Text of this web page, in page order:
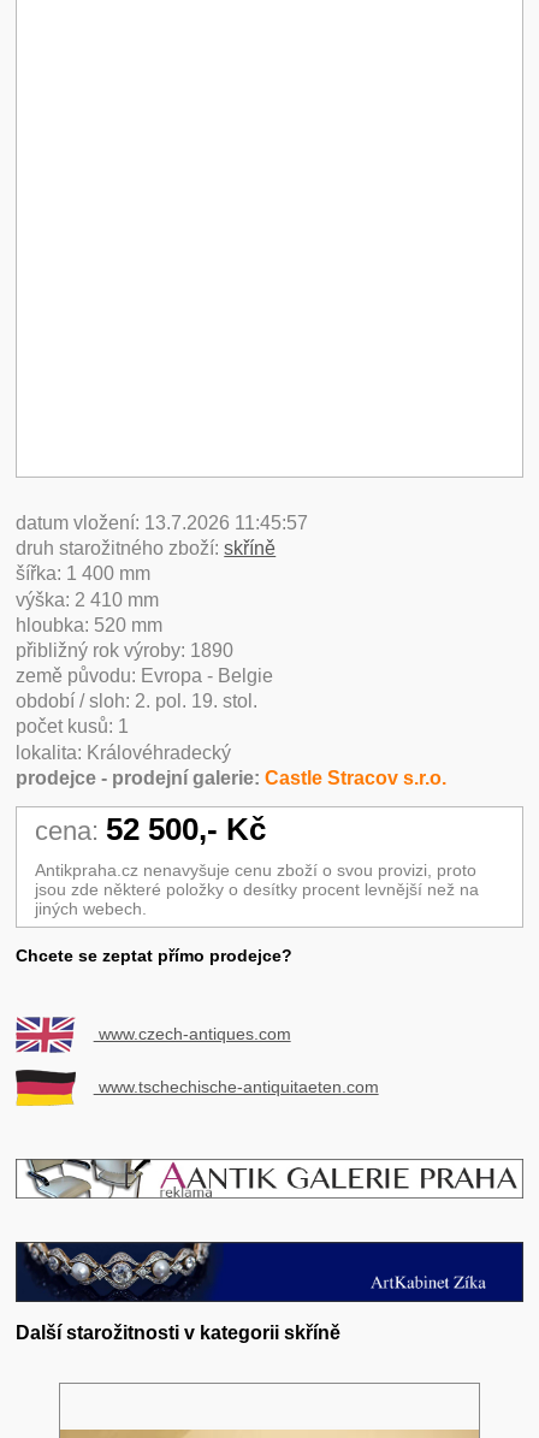
datum vložení: 13.7.2026 11:45:57
druh starožitného zboží:skříně
šířka: 1 400 mm
výška: 2 410 mm
hloubka: 520 mm
přibližný rok výroby: 1890
země původu: Evropa - Belgie
období / sloh: 2. pol. 19. stol.
počet kusů: 1
lokalita: Královéhradecký
prodejce - prodejní galerie:Castle Stracov s.r.o.
cena: 52 500,- Kč
Antikpraha.cz nenavyšuje cenu zboží o svou provizi, proto
jsou zde některé položky o desítky procent levnější než na
jiných webech.
Chcete se zeptat přímo prodejce?
www.czech-antiques.com
www.tschechische-antiquitaeten.com
Další starožitnosti v kategorii skříně